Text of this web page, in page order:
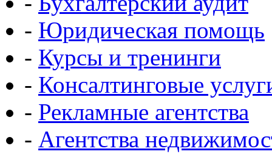
- Юридическая помощь
- Курсы и тренинги
- Консалтинговые
- Рекламные агентства
- Агентства